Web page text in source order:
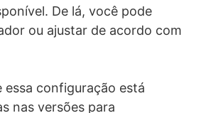
De lá, você pode
ou ajustar de acordo com
essa configuração está
nas versões para